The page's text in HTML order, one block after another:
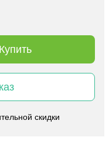
Купить
скидки